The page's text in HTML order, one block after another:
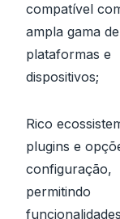
compatível
ampla gama de
plataformas e
dispositivos;
Rico
plugins e
configuração,
permitindo
funcionalidades